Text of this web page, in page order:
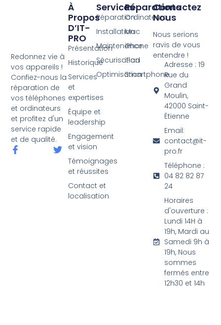
Redonnez vie à
vos appareils !
Confiez-nous la
réparation de
vos téléphones
et ordinateurs
et profitez d'un
service rapide
et de qualité.
Réparations
Ordinateurs
Mac
iPhone
iPad
Smartphone
Services
Réparation
Installation
Maintenance
Sécurisation
Optimisation
À
Propos
D’IT-
PRO
Présentation
Historique
Services
et
expertises
Équipe et
leadership
Engagement
et vision
Témoignages
et réussites
Contact et
localisation
Contactez
Nous
Nous serions
ravis de vous
entendre !
Adresse : 19
Rue du
Grand
Moulin,
42000 Saint-
Étienne
Email:
contact@it-
pro.fr
Téléphone :
04 82 82 87
24
Horaires
d'ouverture :
Lundi 14H à
19h, Mardi au
Samedi 9h à
19h, Nous
sommes
fermés entre
12h30 et 14h